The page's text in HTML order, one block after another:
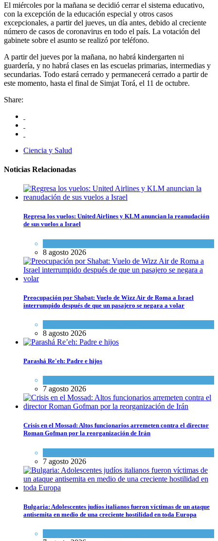
El miércoles por la mañana se decidió cerrar el sistema educativo,
con la excepción de la educación especial y otros casos
excepcionales, a partir del jueves, un día antes, debido al creciente
número de casos de coronavirus en todo el país. La votación del
gabinete sobre el asunto se realizó por teléfono.
A partir del jueves por la mañana, no habrá kindergarten ni
guardería, y no habrá clases en las escuelas primarias, intermedias y
secundarias. Todo estará cerrado y permanecerá cerrado a partir de
este momento, hasta el final de Simjat Torá, el 11 de octubre.
Share:
Ciencia y Salud
Noticias Relacionadas
Regresa los vuelos: United Airlines y KLM anuncian la reanudación
de sus vuelos a Israel
8 agosto 2026
Preocupación por Shabat: Vuelo de Wizz Air de Roma a Israel
interrumpido después de que un pasajero se negara a volar
8 agosto 2026
Parashá Re'eh: Padre e hijos
7 agosto 2026
Crisis en el Mossad: Altos funcionarios arremeten contra el director
Roman Gofman por la reorganización de Irán
7 agosto 2026
Bulgaria: Adolescentes judíos italianos fueron víctimas de un ataque
antisemita en medio de una creciente hostilidad en toda Europa